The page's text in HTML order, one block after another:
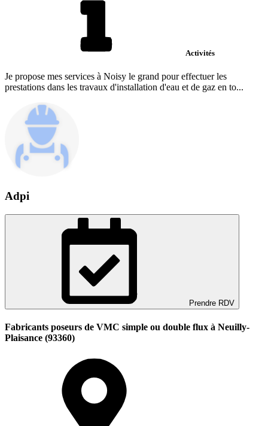
Activités
Je propose mes services à Noisy le grand pour effectuer les
prestations dans les travaux d'installation d'eau et de gaz en to...
Adpi
Prendre RDV
Fabricants poseurs de VMC simple ou double flux à Neuilly-
Plaisance (93360)